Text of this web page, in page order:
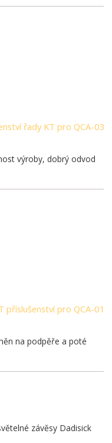
řady KT pro QCA-03-
výroby, dobrý odvod
příslušenství pro QCA-01
na podpěře a poté
závěsy Dadisick